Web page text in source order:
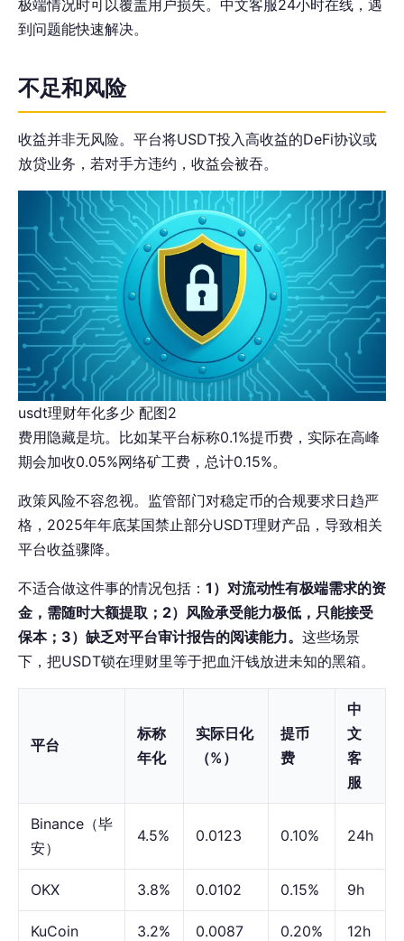
极端情况时可以覆盖用户损失。中文客服24小时在线，遇
到问题能快速解决。
不足和风险
收益并非无风险。平台将USDT投入高收益的DeFi协议或
放贷业务，若对手方违约，收益会被吞。
usdt理财年化多少 配图2
费用隐藏是坑。比如某平台标称0.1%提币费，实际在高峰
期会加收0.05%网络矿工费，总计0.15%。
政策风险不容忽视。监管部门对稳定币的合规要求日趋严
格，2025年年底某国禁止部分USDT理财产品，导致相关
平台收益骤降。
不适合做这件事的情况包括： 1）对流动性有极端需求的资
金，需随时大额提取；2）风险承受能力极低，只能接受
保本；3）缺乏对平台审计报告的阅读能力。 这些场景
下，把USDT锁在理财里等于把血汗钱放进未知的黑箱。
平台
标称
年化
实际日化
（%）
提币
费
中
文
客
服
Binance（毕
安）
4.5% 0.0123 0.10% 24h
OKX 3.8% 0.0102 0.15% 9h
KuCoin 3.2% 0.0087 0.20% 12h